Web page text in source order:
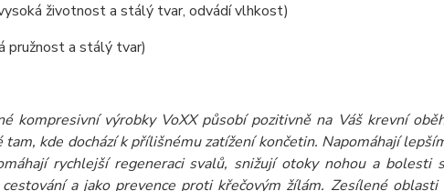
životnost a stálý tvar, odvádí vlhkost)
pružnost a stálý tvar)
kompresivní výrobky VoXX působí pozitivně na Váš krevní
tam, kde dochází k přílišnému zatížení končetin. Napomáhají
rychlejší regeneraci svalů, snižují otoky nohou a
a jako prevence proti křečovým žílám. Zesílené